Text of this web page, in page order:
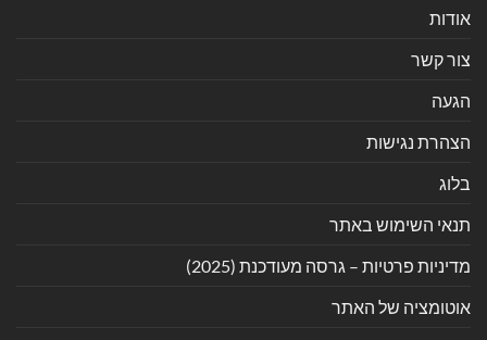
אודות
צור קשר
הגעה
הצהרת נגישות
בלוג
תנאי השימוש באתר
מדיניות פרטיות – גרסה מעודכנת (2025)
אוטומציה של האתר